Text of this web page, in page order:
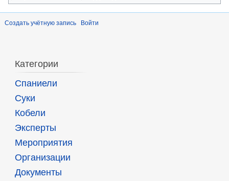
Создать учётную запись Войти
Категории
Спаниели
Суки
Кобели
Эксперты
Мероприятия
Организации
Документы